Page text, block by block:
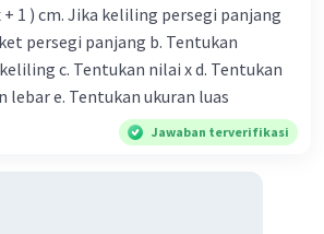
+ 1 ) cm. Jika keliling persegi panjang
persegi panjang b. Tentukan
c. Tentukan nilai x d. Tentukan
lebar e. Tentukan ukuran luas
Jawaban terverifikasi